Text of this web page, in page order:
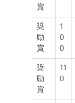
賞
奨
励
賞
1
0
0
奨
励
賞
11
0